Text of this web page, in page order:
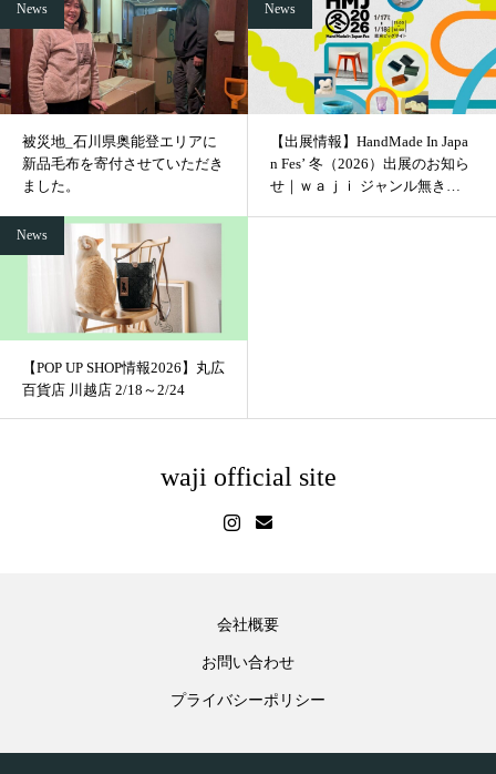
News
被災地_石川県奥能登エリアに
新品毛布を寄付させていただき
ました。
News
【出展情報】HandMade In Japa
n Fes’ 冬（2026）出展のお知ら
せ｜ｗａｊｉ ジャンル無き展
News
【POP UP SHOP情報2026】丸広
百貨店 川越店 2/18～2/24
waji official site
会社概要
お問い合わせ
プライバシーポリシー